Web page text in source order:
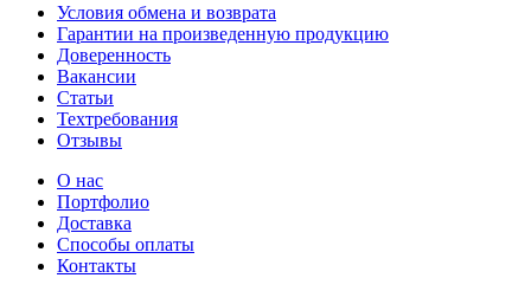
Условия обмена и возврата
Гарантии на произведенную продукцию
Доверенность
Вакансии
Статьи
Техтребования
Отзывы
О нас
Портфолио
Доставка
Способы оплаты
Контакты